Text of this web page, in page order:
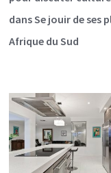
dansSe jouir de ses
Afrique du Sud